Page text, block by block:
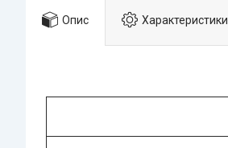
Опис Характеристики